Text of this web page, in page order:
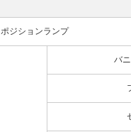
ポジションランプ
バニ
フ
セ